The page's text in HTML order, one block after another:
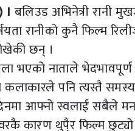
बलिउड अभिनेत्री रानी
रानीको कुनै फिल्म
छन् ।
भएको नाताले
पनि त्यस्तै
आफ्नो स्वलाई सबैले
कारण थुपै्र फिल्म